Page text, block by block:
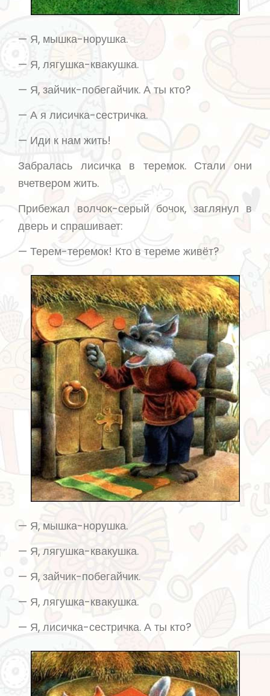
— Я, мышка-норушка.
— Я, лягушка-квакушка.
— Я, зайчик-побегайчик. А ты кто?
— А я лисичка-сестричка.
— Иди к нам жить!
Забралась лисичка в теремок. Стали они
вчетвером жить.
Прибежал волчок-серый бочок, заглянул в
дверь и спрашивает:
— Терем-теремок! Кто в тереме живёт?
— Я, мышка-норушка.
— Я, лягушка-квакушка.
— Я, зайчик-побегайчик.
— Я, лягушка-квакушка.
— Я, лисичка-сестричка. А ты кто?